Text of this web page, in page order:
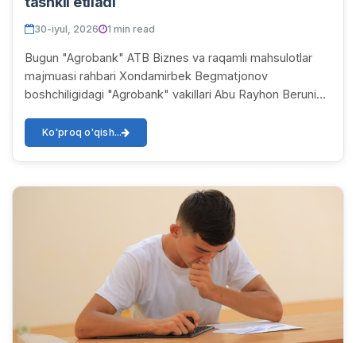
30-iyul, 2026 1 min read
Bugun "Agrobank" ATB Biznes va raqamli mahsulotlar
majmuasi rahbari Xondamirbek Begmatjonov
boshchiligidagi "Agrobank" vakillari Abu Rayhon Beruniy
Ko'proq o'qish...